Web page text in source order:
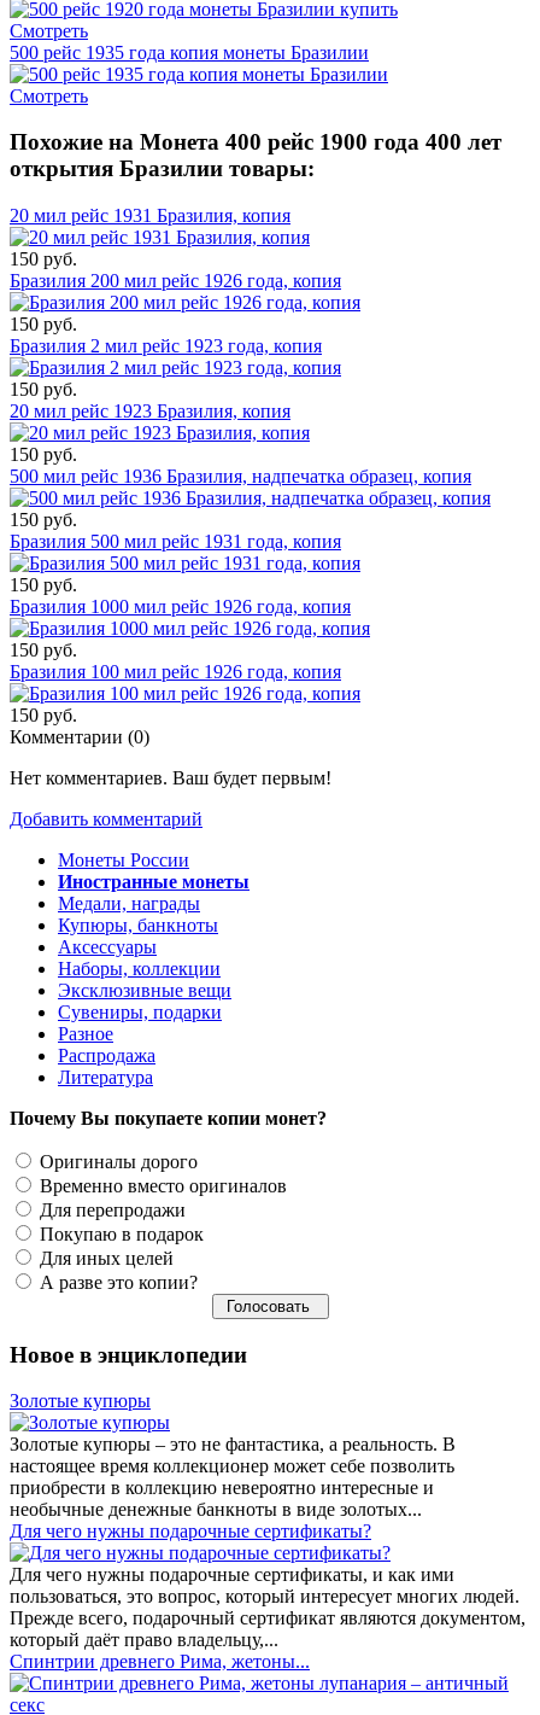
Смотреть
500 рейс 1935 года копия монеты Бразилии
Смотреть
Похожие на Монета 400 рейс 1900 года 400 лет
открытия Бразилии товары:
20 мил рейс 1931 Бразилия, копия
150 руб.
Бразилия 200 мил рейс 1926 года, копия
150 руб.
Бразилия 2 мил рейс 1923 года, копия
150 руб.
20 мил рейс 1923 Бразилия, копия
150 руб.
500 мил рейс 1936 Бразилия, надпечатка образец, копия
150 руб.
Бразилия 500 мил рейс 1931 года, копия
150 руб.
Бразилия 1000 мил рейс 1926 года, копия
150 руб.
Бразилия 100 мил рейс 1926 года, копия
150 руб.
Комментарии (0)
Нет комментариев. Ваш будет первым!
Добавить комментарий
Монеты России
Иностранные монеты
Медали, награды
Купюры, банкноты
Аксессуары
Наборы, коллекции
Эксклюзивные вещи
Сувениры, подарки
Разное
Распродажа
Литература
Почему Вы покупаете копии монет?
Оригиналы дорого
Временно вместо оригиналов
Для перепродажи
Покупаю в подарок
Для иных целей
А разве это копии?
Новое в энциклопедии
Золотые купюры
Золотые купюры – это не фантастика, а реальность. В
настоящее время коллекционер может себе позволить
приобрести в коллекцию невероятно интересные и
необычные денежные банкноты в виде золотых...
​Для чего нужны подарочные сертификаты?
Для чего нужны подарочные сертификаты, и как ими
пользоваться, это вопрос, который интересует многих людей.
Прежде всего, подарочный сертификат являются документом,
который даёт право владельцу,...
Спинтрии древнего Рима, жетоны...